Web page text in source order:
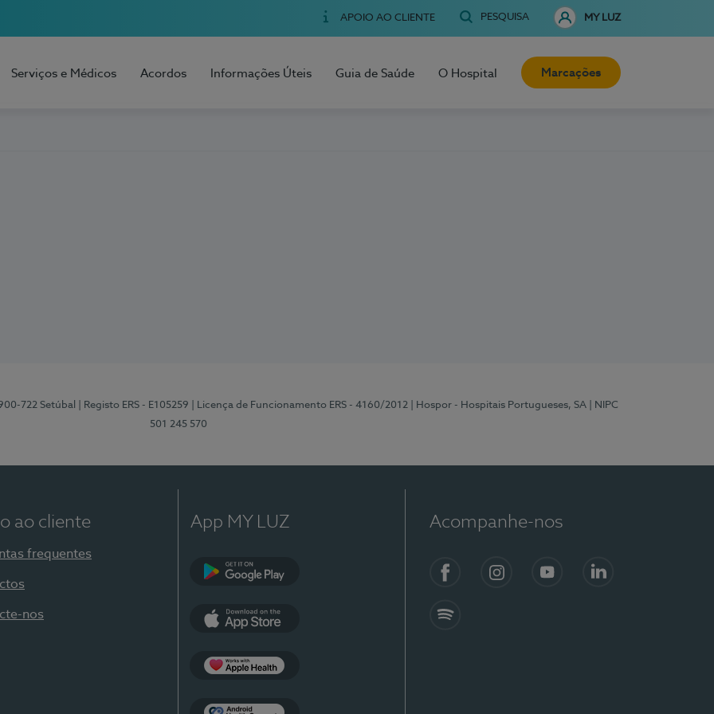
APOIO AO CLIENTE PESQUISA MY LUZ
Serviços e Médicos Acordos Informações Úteis Guia de Saúde O Hospital Marcações
722 Setúbal | Registo ERS - E105259 | Licença de Funcionamento ERS - 4160/2012 | Hospor - Hospitais Portugueses, SA
| NIPC
501 245 570
ao cliente
frequentes
nos
App MY LUZ Acompanhe-nos